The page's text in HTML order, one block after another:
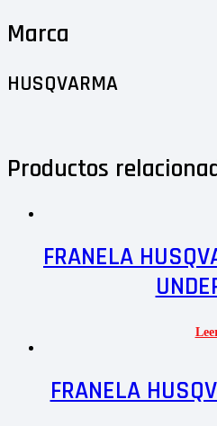
Marca
HUSQVARMA
Productos
FRANELA
FRANELA